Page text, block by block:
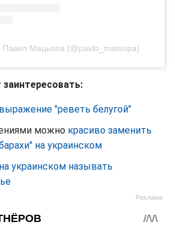
Павел Мацьопа (@pavlo_matsopa)
"реветь белугой"
можно красиво заменить
на украинском
украинском называть